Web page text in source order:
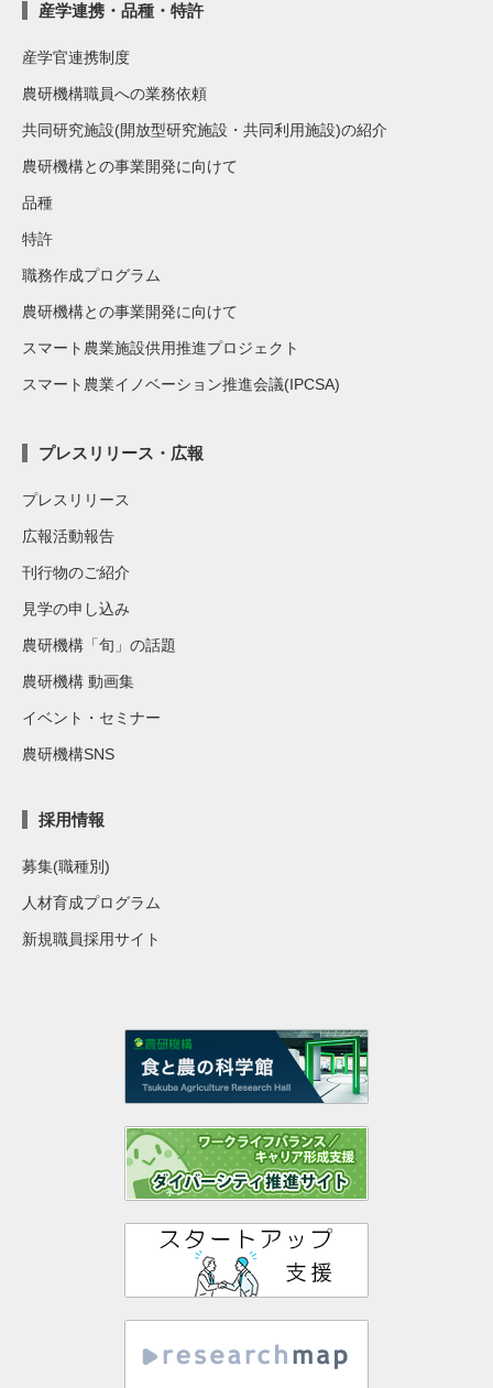
産学連携・品種・特許
産学官連携制度
農研機構職員への業務依頼
共同研究施設(開放型研究施設・共同利用施設)の紹介
農研機構との事業開発に向けて
品種
特許
職務作成プログラム
農研機構との事業開発に向けて
スマート農業施設供用推進プロジェクト
スマート農業イノベーション推進会議(IPCSA)
プレスリリース・広報
プレスリリース
広報活動報告
刊行物のご紹介
見学の申し込み
農研機構「旬」の話題
農研機構 動画集
イベント・セミナー
農研機構SNS
採用情報
募集(職種別)
人材育成プログラム
新規職員採用サイト